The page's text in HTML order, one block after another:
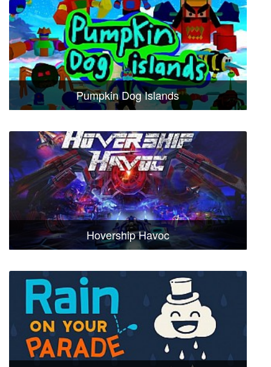
Pumpkin Dog Islands
Hovership Havoc